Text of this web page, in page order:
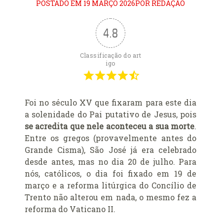
Altar onde será venerado João Paulo II
Ambientes que favorecem a prática da virtude
Aniversário da proclamação do dogma da Assunção da
Aniversário do governo do Arcebispo de Olinda e
Recife
Anjo da Guarda do Brasil
Antes do consistório, nomeados reúnem-se com o Papa
Anúncio (Kalendas) do Natal do Senhor em 2015
Aprovada beatificação de Irmã Dulce
Ara Dei Christus est!
Arautos do Evangelho e Sucumbíos
Arcebispo brasileiro é o novo Prefeito para os
POSTADO EM 19 MARÇO 2026POR REDAÇÃO
4.8
Classificação do art
igo
Foi no século XV que fixaram para este dia
a solenidade do Pai putativo de Jesus, pois
se acredita que nele aconteceu a sua morte.
Entre os gregos (provavelmente antes do
Grande Cisma), São José já era celebrado
desde antes, mas no dia 20 de julho. Para
nós, católicos, o dia foi fixado em 19 de
março e a reforma litúrgica do Concílio de
Trento não alterou em nada, o mesmo fez a
reforma do Vaticano II.